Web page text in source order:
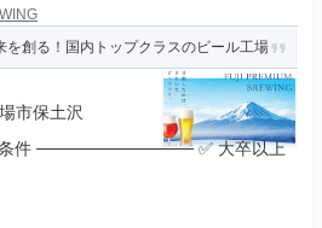
を創る！国内トップクラスのビール工場
市保土沢
条件 ───────────── ✅ 大卒以上